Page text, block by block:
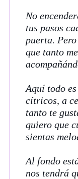
No
tus pasos
puerta.
que tanto
Aquí todo
cítricos, a
tanto te
quiero que
sientas
Al fondo
nos tendrá